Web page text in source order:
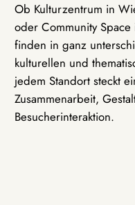
Ob Kulturzentrum in
oder Community
finden in ganz
kulturellen und
jedem Standort steckt
Zusammenarbeit,
Besucherinteraktion.